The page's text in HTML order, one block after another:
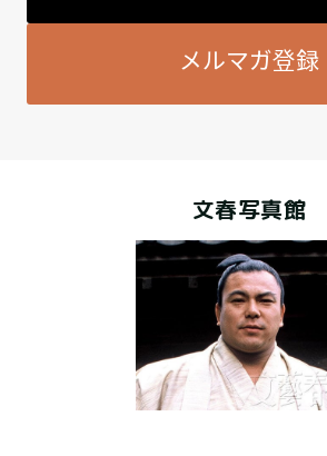
メルマガ登録
文春写真館